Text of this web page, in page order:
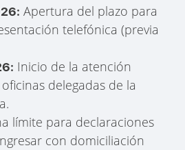
Apertura del plazo para
telefónica (previa
Inicio de la atención
delegadas de la
límite para declaraciones
con domiciliación